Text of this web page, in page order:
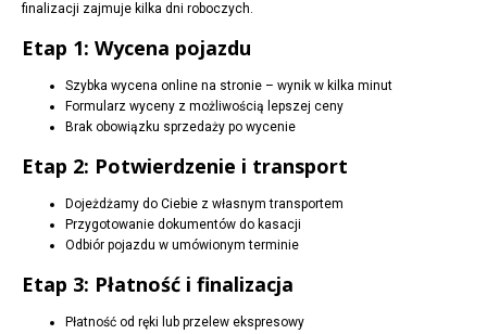
finalizacji zajmuje kilka dni roboczych.
Etap 1: Wycena pojazdu
Szybka wycena online na stronie – wynik w kilka minut
Formularz wyceny z możliwością lepszej ceny
Brak obowiązku sprzedaży po wycenie
Etap 2: Potwierdzenie i transport
Dojeżdżamy do Ciebie z własnym transportem
Przygotowanie dokumentów do kasacji
Odbiór pojazdu w umówionym terminie
Etap 3: Płatność i finalizacja
Płatność od ręki lub przelew ekspresowy